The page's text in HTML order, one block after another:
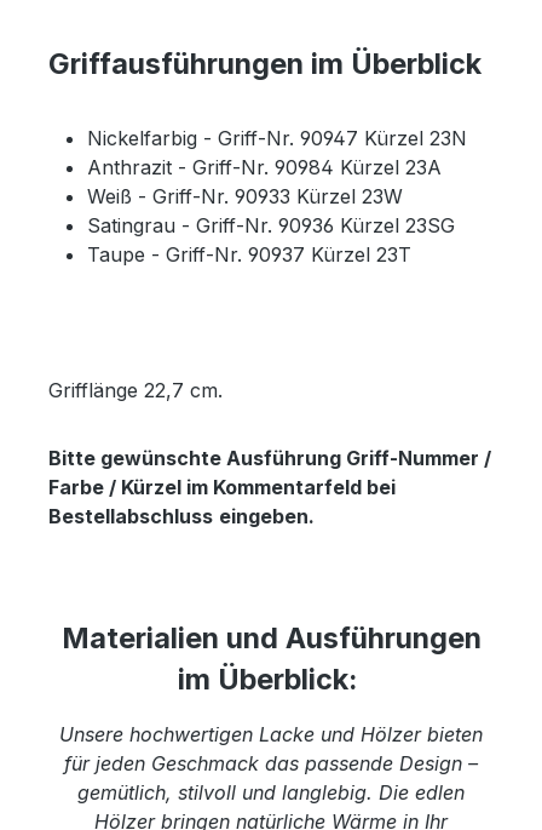
Griffausführungen im Überblick
Nickelfarbig - Griff-Nr. 90947 Kürzel 23N
Anthrazit - Griff-Nr. 90984 Kürzel 23A
Weiß - Griff-Nr. 90933 Kürzel 23W
Satingrau - Griff-Nr. 90936 Kürzel 23SG
Taupe - Griff-Nr. 90937 Kürzel 23T
Grifflänge 22,7 cm.
Bitte gewünschte Ausführung Griff-Nummer /
Farbe / Kürzel im Kommentarfeld bei
Bestellabschluss eingeben.
Materialien und Ausführungen
im Überblick:
Unsere hochwertigen Lacke und Hölzer bieten
für jeden Geschmack das passende Design –
gemütlich, stilvoll und langlebig. Die edlen
Hölzer bringen natürliche Wärme in Ihr